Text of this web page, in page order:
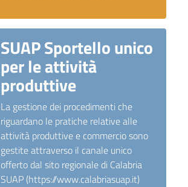
SUAP Sportello unico
per le attività
produttive
La gestione dei procedimenti che
riguardano le pratiche relative alle
attività produttive e commercio sono
gestite attraverso il canale unico
offerto dal sito regionale di Calabria
SUAP (https://www.calabriasuap.it)